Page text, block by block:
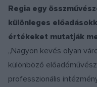
Regia egy
különleges
értékeket mutatják
„Nagyon kevés olyan
különböző
professzionális